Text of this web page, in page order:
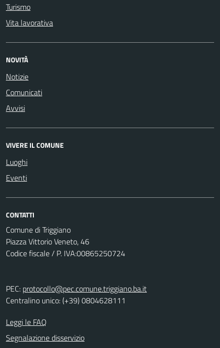
Turismo
Vita lavorativa
NOVITÀ
Notizie
Comunicati
Avvisi
VIVERE IL COMUNE
Luoghi
Eventi
CONTATTI
Comune di Triggiano
Piazza Vittorio Veneto, 46
Codice fiscale / P. IVA:00865250724
PEC: protocollo@pec.comune.triggiano.ba.it
Centralino unico: (+39) 0804628111
Leggi le FAQ
Segnalazione disservizio